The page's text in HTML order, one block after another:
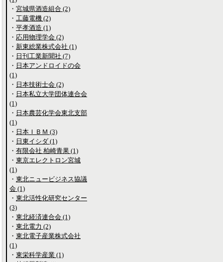
・ 宮城県酒造組合 (2)
・ 工藤電機 (2)
・ 平孝酒造 (1)
・ 応用物理学会 (2)
・ 新東総業株式会社 (1)
・ 日刊工業新聞社 (7)
・ 日本アンドロイドの会
(1)
・ 日本技術士会 (2)
・ 日本私立大学団体連合会
(1)
・ 日本農芸化学会東北支部
(1)
・ 日本ＩＢＭ (3)
・ 日東イシダ (1)
・ 有限会社 柏崎青果 (1)
・ 東京エレクトロン宮城
(1)
・ 東北ニュービジネス協議
会 (1)
・ 東北活性化研究センター
(3)
・ 東北経済連合会 (1)
・ 東北電力 (2)
・ 東北電子産業株式会社
(1)
・ 東栄科学産業 (1)